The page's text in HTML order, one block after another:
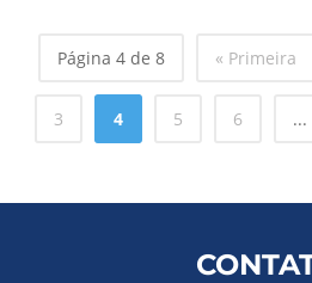
Página 4 de 8 « Primeira
3 4 5 6 ...